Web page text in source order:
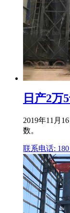
日产2万
2019年11月
数。
联系电话: 180